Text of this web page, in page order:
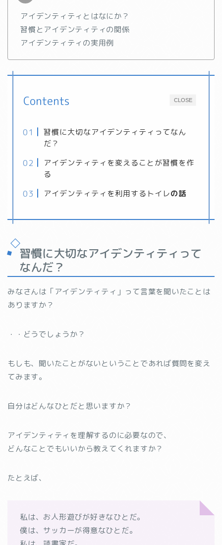
アイデンティティとはなにか？
習慣とアイデンティティの関係
アイデンティティの実用例
CLOSE
Contents
習慣に大切なアイデンティティってなん
だ？
アイデンティティを変えることが習慣を作
る
アイデンティティを利用するトイレの話
習慣に大切なアイデンティティって
なんだ？
みなさんは「アイデンティティ」って言葉を聞いたことは
ありますか？
・・どうでしょうか？
もしも、聞いたことがないということであれば質問を変え
てみます。
自分はどんなひとだと思いますか？
アイデンティティを理解するのに必要なので、
どんなことでもいいから教えてくれますか？
たとえば、
私は、お人形遊びが好きなひとだ。
僕は、サッカーが得意なひとだ。